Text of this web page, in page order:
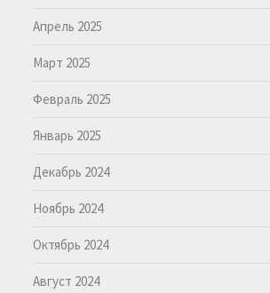
Апрель 2025
Март 2025
Февраль 2025
Январь 2025
Декабрь 2024
Ноябрь 2024
Октябрь 2024
Август 2024